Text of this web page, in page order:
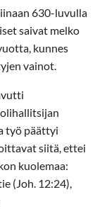
630-luvulla
saivat melko
kunnes
vainot.
työ päättyi
siitä, ettei
kuolemaa:
(Joh. 12:24),